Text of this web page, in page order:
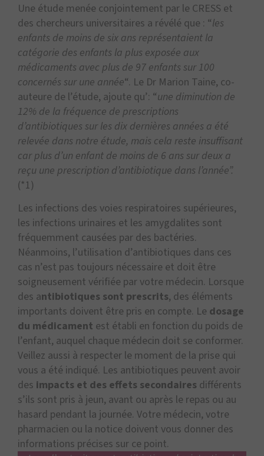
Une étude menée conjointement par le CRESS et
des chercheurs universitaires a révélé que : “les
enfants de moins de six ans représentaient la
catégorie des enfants la plus exposée aux
médicaments avec plus de 97 enfants sur 100
concernés sur une année“. Le Dr Marion Taine, co-
auteure de l’étude, ajoute qu’: “une diminution de
12% de la fréquence de prescriptions
d’antibiotiques sur les dix dernières années a été
relevée dans notre étude, mais cela reste insuffisant
car plus d’un enfant de moins de 6 ans sur deux a
reçu une prescription d’antibiotique dans l’année”.
(*1)
Les infections des voies respiratoires supérieures,
les infections urinaires et les amygdalites sont
fréquemment causées par des bactéries.
Néanmoins, l’utilisation d’antibiotiques dans ces
cas n’est pas toujours nécessaire et doit être
soigneusement vérifiée par votre médecin. Lorsque
des antibiotiques sont prescrits, des éléments
importants doivent être pris en compte. Le dosage
du médicament est établi en fonction du poids de
l’enfant, auquel chaque médecin doit se conformer.
Veillez aussi à respecter le moment de la prise qui
vous a été indiqué. Les antibiotiques peuvent avoir
des impacts et des effets secondaires différents
s’ils sont pris à jeun, avant ou après le repas ou au
hasard pendant la journée. Votre médecin, votre
pharmacien ou la notice doivent vous donner des
informations précises sur ce point.